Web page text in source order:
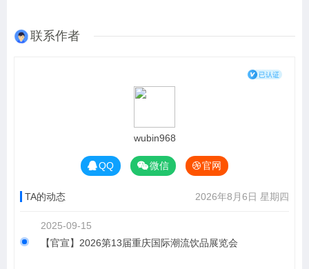
联系作者
wubin968
QQ 微信 官网
TA的动态 2026年8月6日 星期四
2025-09-15
【官宣】2026第13届重庆国际潮流饮品展览会